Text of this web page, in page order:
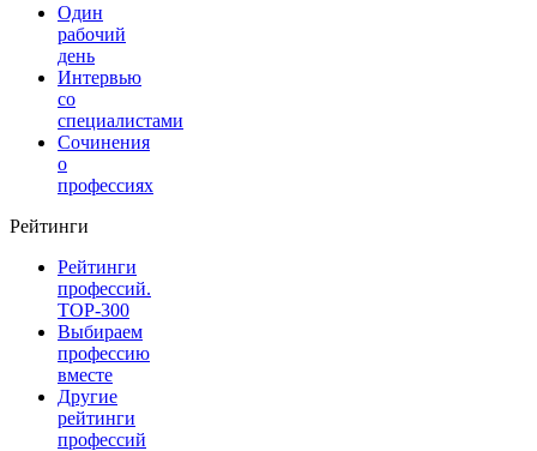
Один
рабочий
день
Интервью
со
специалистами
Сочинения
о
профессиях
Рейтинги
Рейтинги
профессий.
TOP-300
Выбираем
профессию
вместе
Другие
рейтинги
профессий